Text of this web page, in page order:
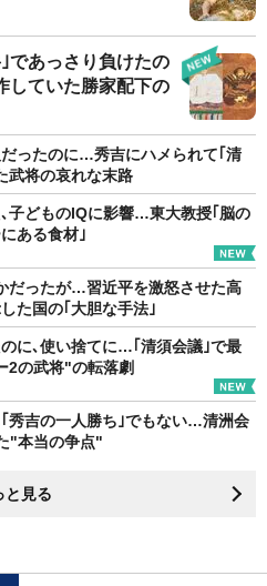
であっさり負けたの
ていた勝家配下の
ったのに…秀吉にハメられて｢清
武将の哀れな末路
子どものIQに影響…東大教授｢脳の
ある食材｣
だったが…習近平を激怒させた高
た国の｢大胆な手法｣
に､使い捨てに…｢清須会議｣で最
2の武将"の転落劇
秀吉の一人勝ち｣でもない…清洲会
"本当の争点"
と見る